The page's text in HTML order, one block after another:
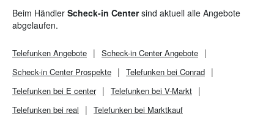
Beim Händler Scheck-in Centersind aktuell alle Angebote
abgelaufen.
Telefunken Angebote Scheck-in CenterAngebote
Scheck-in CenterProspekte
Telefunken bei Conrad
Telefunken bei E center
Telefunken bei V-Markt
Telefunken bei real
Telefunken bei Marktkauf